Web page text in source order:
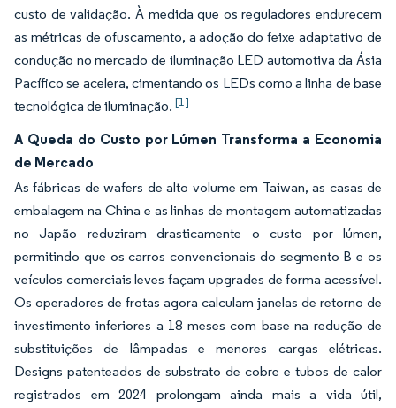
custo de validação. À medida que os reguladores endurecem
as métricas de ofuscamento, a adoção do feixe adaptativo de
condução no mercado de iluminação LED automotiva da Ásia
Pacífico se acelera, cimentando os LEDs como a linha de base
tecnológica de iluminação. [1]
A Queda do Custo por Lúmen Transforma a Economia
de Mercado
As fábricas de wafers de alto volume em Taiwan, as casas de
embalagem na China e as linhas de montagem automatizadas
no Japão reduziram drasticamente o custo por lúmen,
permitindo que os carros convencionais do segmento B e os
veículos comerciais leves façam upgrades de forma acessível.
Os operadores de frotas agora calculam janelas de retorno de
investimento inferiores a 18 meses com base na redução de
substituições de lâmpadas e menores cargas elétricas.
Designs patenteados de substrato de cobre e tubos de calor
registrados em 2024 prolongam ainda mais a vida útil,